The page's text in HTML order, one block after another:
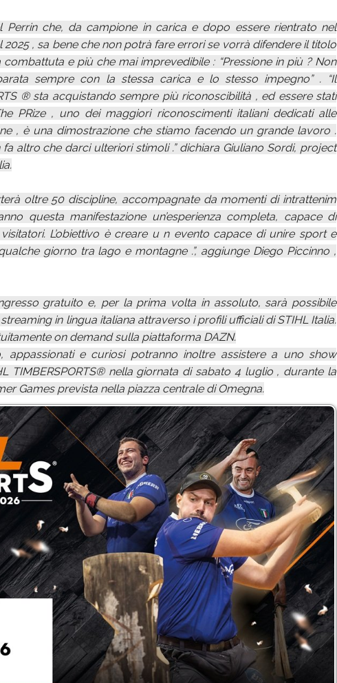
Perrin che, da campione in carica e dopo essere rientrato nel
, sa bene che non potrà fare errori se vorrà difendere il titolo
e più che mai imprevedibile : “Pressione in più ? Non
sempre con la stessa carica e lo stesso impegno” . “Il
® sta acquistando sempre più riconoscibilità , ed essere stati
PRize , uno dei maggiori riconoscimenti italiani dedicati alle
, è una dimostrazione che stiamo facendo un grande lavoro .
altro che darci ulteriori stimoli .” dichiara Giuliano Sordi, project
oltre 50 discipline, accompagnate da momenti di intrattenim
questa manifestazione un’esperienza completa, capace di
L’obiettivo è creare u n evento capace di unire sport e
giorno tra lago e montagne .”, aggiunge Diego Piccinno ,
gratuito e, per la prima volta in assoluto, sarà possibile
in lingua italiana attraverso i profili ufficiali di STIHL Italia.
on demand sulla piattaforma DAZN.
appassionati e curiosi potranno inoltre assistere a uno show
TIMBERSPORTS® nella giornata di sabato 4 luglio , durante la
Games prevista nella piazza centrale di Omegna.